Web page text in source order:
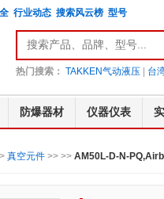
行业动态 搜索风云榜 型号
热门搜索： TAKKEN气动液压 台
防爆器材 仪器仪表
真空元件 >> >> AM50L-D-N-